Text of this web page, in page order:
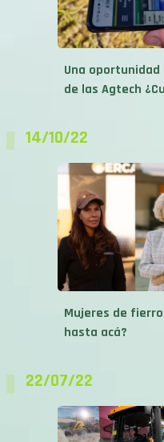
Una oportunidad
de las Agtech
14/10/22
Mujeres de
hasta acá?
22/07/22